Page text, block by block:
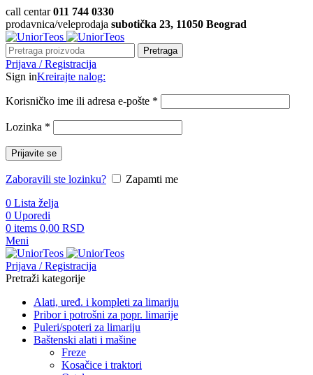
call centar011 744 0330
prodavnica/veleprodaja subotička 23, 11050 Beograd
Pretraga
Prijava / Registracija
Sign inKreirajte nalog:
Korisničko ime ili adresa e-pošte *
Lozinka *
Prijavite se
Zaboravili ste lozinku?
Zapamti me
0 Lista želja
0 Uporedi
0 items 0,00 RSD
Meni
Prijava / Registracija
Pretraži kategorije
Alati, uređ. i kompleti za limariju
Pribor i potrošni za popr. limarije
Puleri/spoteri za limariju
Baštenski alati i mašine
Freze
Kosačice i traktori